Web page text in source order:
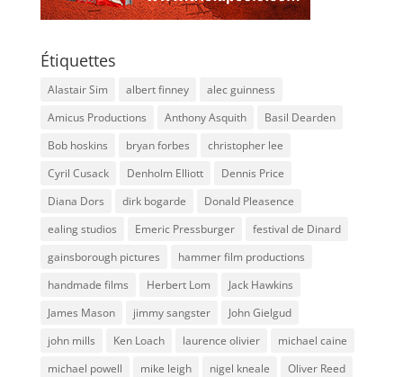
Étiquettes
Alastair Sim albert finney
alec guinness
Amicus Productions
Anthony Asquith
Basil Dearden
Bob hoskins
bryan forbes
christopher lee
Cyril Cusack
Denholm Elliott
Dennis Price
Diana Dors
dirk bogarde
Donald Pleasence
ealing studios
Emeric Pressburger
festival de Dinard
gainsborough pictures
hammer film productions
handmade films
Herbert Lom
Jack Hawkins
James Mason
jimmy sangster
John Gielgud
john mills
Ken Loach laurence olivier
michael caine
michael powell
mike leigh nigel kneale
Oliver Reed